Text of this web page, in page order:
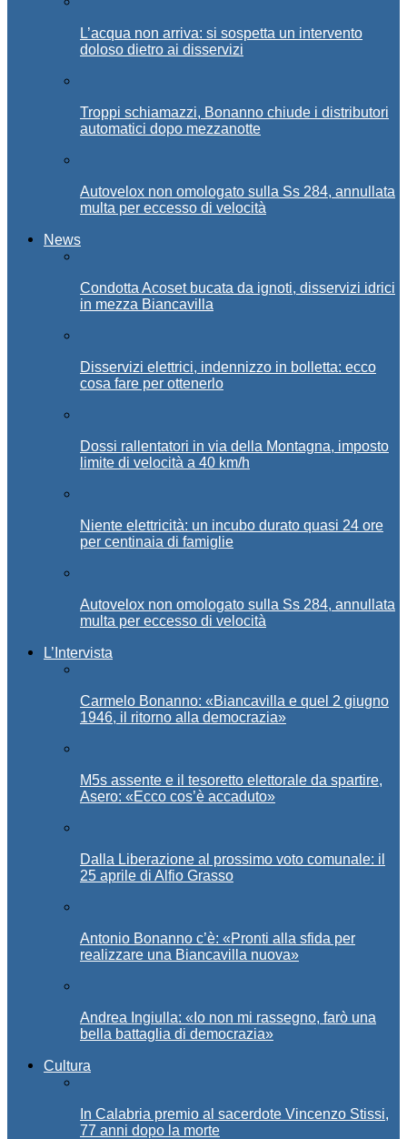
L’acqua non arriva: si sospetta un intervento
doloso dietro ai disservizi
Troppi schiamazzi, Bonanno chiude i distributori
automatici dopo mezzanotte
Autovelox non omologato sulla Ss 284, annullata
multa per eccesso di velocità
News
Condotta Acoset bucata da ignoti, disservizi idrici
in mezza Biancavilla
Disservizi elettrici, indennizzo in bolletta: ecco
cosa fare per ottenerlo
Dossi rallentatori in via della Montagna, imposto
limite di velocità a 40 km/h
Niente elettricità: un incubo durato quasi 24 ore
per centinaia di famiglie
Autovelox non omologato sulla Ss 284, annullata
multa per eccesso di velocità
L’Intervista
Carmelo Bonanno: «Biancavilla e quel 2 giugno
1946, il ritorno alla democrazia»
M5s assente e il tesoretto elettorale da spartire,
Asero: «Ecco cos’è accaduto»
Dalla Liberazione al prossimo voto comunale: il
25 aprile di Alfio Grasso
Antonio Bonanno c’è: «Pronti alla sfida per
realizzare una Biancavilla nuova»
Andrea Ingiulla: «Io non mi rassegno, farò una
bella battaglia di democrazia»
Cultura
In Calabria premio al sacerdote Vincenzo Stissi,
77 anni dopo la morte